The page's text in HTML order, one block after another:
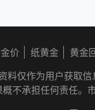
价 纸黄金 黄金
仅作为用户获取信
不承担任何责任。